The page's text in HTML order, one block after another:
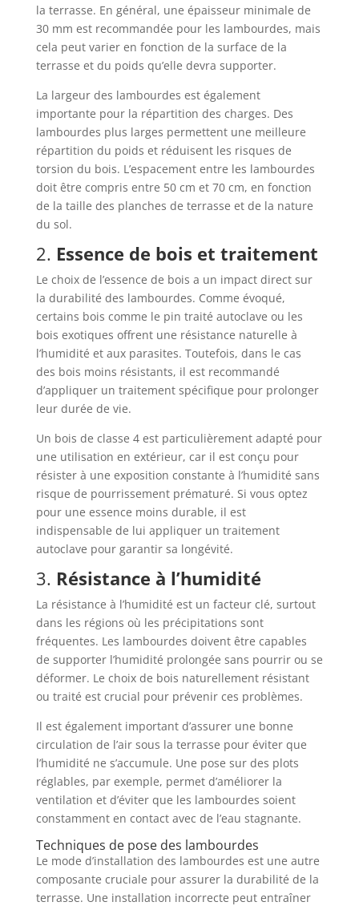
la terrasse. En général, une épaisseur minimale de
30 mm est recommandée pour les lambourdes, mais
cela peut varier en fonction de la surface de la
terrasse et du poids qu’elle devra supporter.
La largeur des lambourdes est également
importante pour la répartition des charges. Des
lambourdes plus larges permettent une meilleure
répartition du poids et réduisent les risques de
torsion du bois. L’espacement entre les lambourdes
doit être compris entre 50 cm et 70 cm, en fonction
de la taille des planches de terrasse et de la nature
du sol.
2. Essence de bois et traitement
Le choix de l’essence de bois a un impact direct sur
la durabilité des lambourdes. Comme évoqué,
certains bois comme le pin traité autoclave ou les
bois exotiques offrent une résistance naturelle à
l’humidité et aux parasites. Toutefois, dans le cas
des bois moins résistants, il est recommandé
d’appliquer un traitement spécifique pour prolonger
leur durée de vie.
Un bois de classe 4 est particulièrement adapté pour
une utilisation en extérieur, car il est conçu pour
résister à une exposition constante à l’humidité sans
risque de pourrissement prématuré. Si vous optez
pour une essence moins durable, il est
indispensable de lui appliquer un traitement
autoclave pour garantir sa longévité.
3. Résistance à l’humidité
La résistance à l’humidité est un facteur clé, surtout
dans les régions où les précipitations sont
fréquentes. Les lambourdes doivent être capables
de supporter l’humidité prolongée sans pourrir ou se
déformer. Le choix de bois naturellement résistant
ou traité est crucial pour prévenir ces problèmes.
Il est également important d’assurer une bonne
circulation de l’air sous la terrasse pour éviter que
l’humidité ne s’accumule. Une pose sur des plots
réglables, par exemple, permet d’améliorer la
ventilation et d’éviter que les lambourdes soient
constamment en contact avec de l’eau stagnante.
Techniques de pose des lambourdes
Le mode d’installation des lambourdes est une autre
composante cruciale pour assurer la durabilité de la
terrasse. Une installation incorrecte peut entraîner